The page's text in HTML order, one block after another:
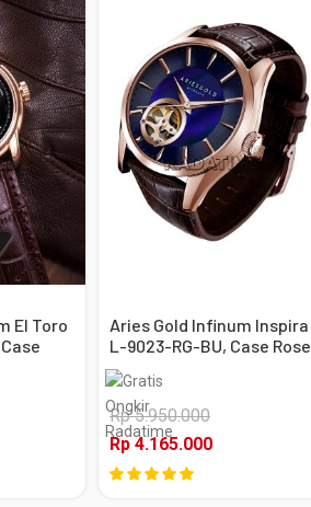
El Toro
Aries Gold Infinum Inspira
L-9023-RG-BU, Case Rose
Gold
Rp 5.950.000
Rp 4.165.000